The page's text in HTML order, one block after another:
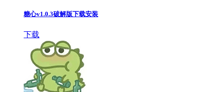
糖心v1.0.3破解版下载安装
下载